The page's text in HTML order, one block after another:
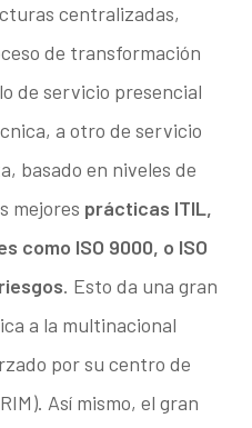
centralizadas,
de transformación
de servicio presencial
a otro de servicio
basado en niveles de
mejores prácticas ITIL,
como ISO 9000, o ISO
. Esto da una gran
a la multinacional
por su centro de
Así mismo, el gran